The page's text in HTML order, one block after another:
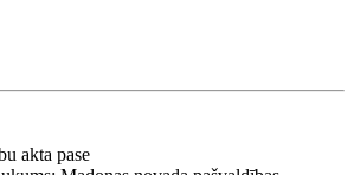
akta pase